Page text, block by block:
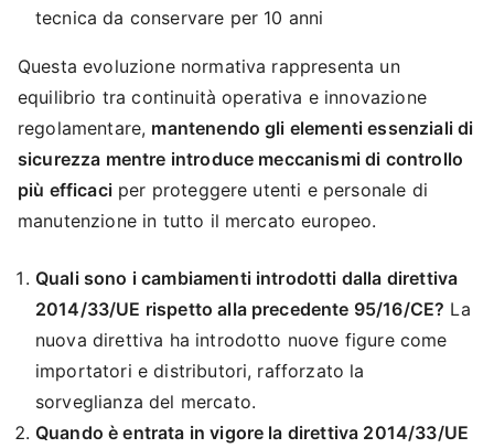
tecnica da conservare per 10 anni
Questa evoluzione normativa rappresenta un
equilibrio tra continuità operativa e innovazione
regolamentare, mantenendo gli elementi essenziali di
sicurezza mentre introduce meccanismi di controllo
più efficaciper proteggere utenti e personale di
manutenzione in tutto il mercato europeo.
Quali sono i cambiamenti introdotti dalla direttiva
2014/33/UE rispetto alla precedente 95/16/CE? La
nuova direttiva ha introdotto nuove figure come
importatori e distributori, rafforzato la
sorveglianza del mercato.
Quando è entrata in vigore la direttiva 2014/33/UE